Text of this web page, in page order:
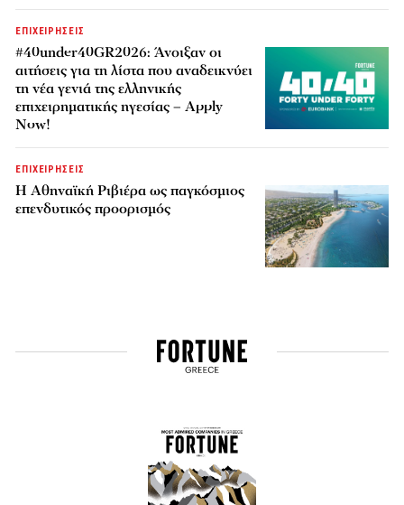
ΕΠΙΧΕΙΡΗΣΕΙΣ
#40under40GR2026: Άνοιξαν οι
αιτήσεις για τη λίστα που αναδεικνύει
τη νέα γενιά της ελληνικής
επιχειρηματικής ηγεσίας – Apply
Now!
ΕΠΙΧΕΙΡΗΣΕΙΣ
Η Αθηναϊκή Ριβιέρα ως παγκόσμιος
επενδυτικός προορισμός